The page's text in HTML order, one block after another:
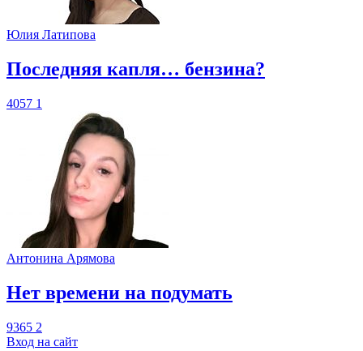
Юлия Латипова
​Последняя капля… бензина?
4057 1
Антонина Арямова
​Нет времени на подумать
9365 2
Вход на сайт